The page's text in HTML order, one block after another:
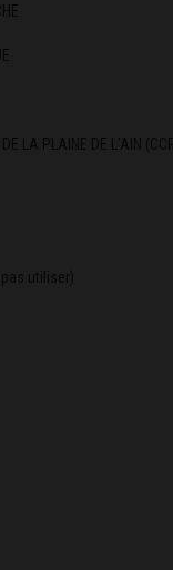
LA PLAINE DE L’AIN
utiliser)